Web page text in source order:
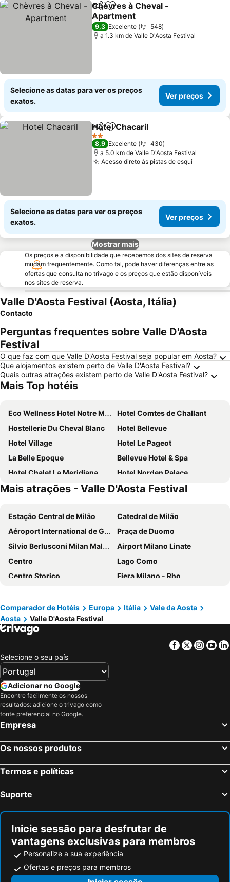
PartilharAdicionar aos favoritos
Chèvres à Cheval -
Apartment
Ver preços
9,3 Excelente
548
a 1.3 km de Valle D'Aosta Festival
Selecione as datas para ver os preços
exatos.
Ver preços
PartilharAdicionar aos favoritos
Hotel Chacaril
2 Estrelas
8,9 Excelente
430
a 5.0 km de Valle D'Aosta Festival
Acesso direto às pistas de esqui
Selecione as datas para ver os preços
exatos.
Ver preços
Mostrar mais
Os preços e a disponibilidade que recebemos dos sites de reserva
mudam frequentemente. Como tal, pode haver diferenças entre as
ofertas que consulta no trivago e os preços que estão disponíveis
nos sites de reserva.
Valle D'Aosta Festival (Aosta, Itália)
Contacto
Perguntas frequentes sobre Valle D'Aosta
Festival
O que faz com que Valle D'Aosta Festival seja popular em Aosta?
Que alojamentos existem perto de Valle D'Aosta Festival?
Quais outras atrações existem perto de Valle D'Aosta Festival?
Mais Top hotéis
Eco Wellness Hotel Notre Maison
Hotel Comtes de Challant
Hostellerie Du Cheval Blanc
Hotel Bellevue
Hotel Village
Hotel Le Pageot
La Belle Epoque
Bellevue Hotel & Spa
Hotel Chalet La Meridiana
Hotel Norden Palace
Omama Hotel
Hotel Express Aosta East
Hotel Lo Fleye
Hotel Du Grand Paradis - 1899 Auberge Boutique
HB Aosta Hotel & Balcony SPA
Locanda La Clusaz
Residence Les Fleurs
Affittacamere I Picchi
Hotel Mochettaz
Alpen Pila Residence
Bed & Breakfast Anisor - Parblanc
Apartements Coeur de Ville
Villa Gran Paradiso
Des Alpes
Mais atrações - Valle D'Aosta Festival
Estação Central de Milão
Catedral de Milão
Aéroport International de Genève - Geneva International Airport
Praça de Duomo
Silvio Berlusconi Milan Malpensa Airport
Airport Milano Linate
Centro
Lago Como
Centro Storico
Fiera Milano - Rho
Aeroporto Orio al Serio
Aéroport Lyon Saint Exupéry
Navigli
Cidade Alta de Bérgamo
Stazione di Bergamo
Estação Ferroviária Central de Berna
San Siro
Breuil-Cervinia
Prefeitura de Lucerna
Pâquis
Piazza Principe Station
Lampugnano Metro Station
Marché de Noël de Montreux
Teatro alla Scala
Cadorna – Triennale Metro Station
Porta Romana
Porta Garibaldi
Matterhorn
Galeria Vittorio Emanuele II
Porta Venezia
Porto Como
La tua prima volta a Torino
Lampugnano
FieraMilano
Domaine Morzine - Les Gets
Comparador de Hotéis Europa Itália
Vale da Aosta
Aosta
Valle D'Aosta Festival
Facebook
Twitter
Selecione o seu país
Adicionar no Google
Encontre facilmente os nossos
resultados: adicione o trivago como
fonte preferencial no Google.
Empresa
Os nossos produtos
Termos e políticas
Suporte
Inicie sessão para desfrutar de
vantagens exclusivas para membros
Personalize a sua experiência
Ofertas e preços para membros